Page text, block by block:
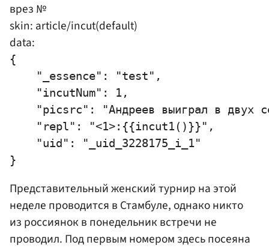
врез №
skin: article/incut(default)
data:
{
    "_essence": "test",
    "incutNum": 1,
"picsrc": "Андреев выиграл в двух
    "repl": "<1>:{{incut1()}}",
    "uid": "_uid_3228175_i_1"
Представительный женский турнир на этой
неделе проводится в Стамбуле, однако никто
из россиянок в понедельник встречи не
проводил. Под первым номером здесь посеяна